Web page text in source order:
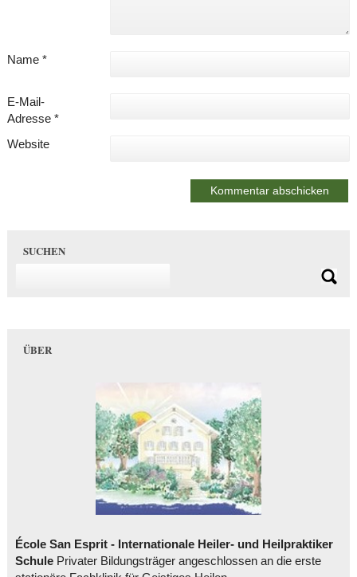
Name *
E-Mail-
Adresse *
Website
SUCHEN
ÜBER
École San Esprit - Internationale Heiler- und Heilpraktiker
SchulePrivater Bildungsträger angeschlossen an die erste